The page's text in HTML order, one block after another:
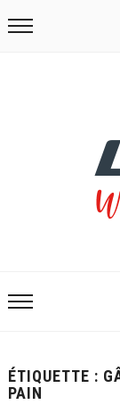
ÉTIQUETTE :
PAIN